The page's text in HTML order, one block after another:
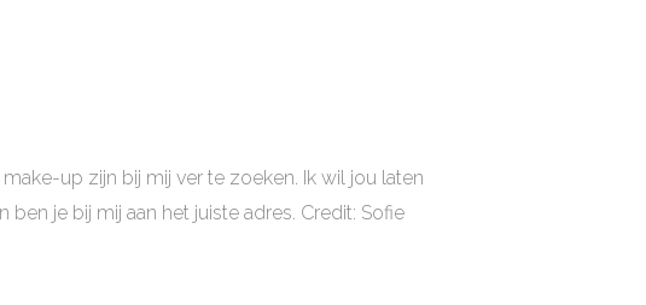
up zijn bij mij ver te zoeken. Ik wil jou laten
je bij mij aan het juiste adres. Credit: Sofie